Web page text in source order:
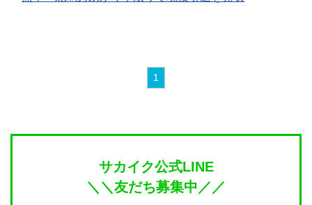
1
サカイク公式LINE
＼＼友だち募集中／／